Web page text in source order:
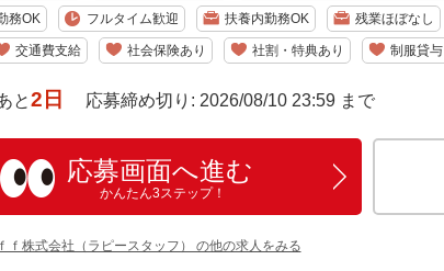
務OK フルタイム歓迎 扶養内勤務OK 残業ほぼなし
交通費支給 社会保険あり 社割・特典あり 制服貸与
と2日 応募締め切り: 2026/08/10 23:59 まで
応募画面へ進む
かんたん3ステップ！
ｆ株式会社（ラピースタッフ） の他の求人をみる